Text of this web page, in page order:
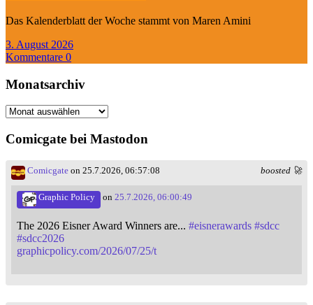
Das Kalenderblatt der Woche stammt von Maren Amini
3. August 2026
Kommentare 0
Monatsarchiv
Monatsarchiv
Comicgate bei Mastodon
boosted 🚀
Comicgate on 25.7.2026, 06:57:08
Graphic Policy on 25.7.2026, 06:00:49
The 2026 Eisner Award Winners are... #eisnerawards #sdcc
#sdcc2026
graphicpolicy.com/2026/07/25/t